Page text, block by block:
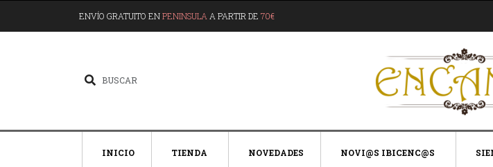
ENVÍO GRATUITO ENPENINSULA A PARTIR DE 70€
INICIO TIENDA NOVEDADES NOVI@S IBICENC@S